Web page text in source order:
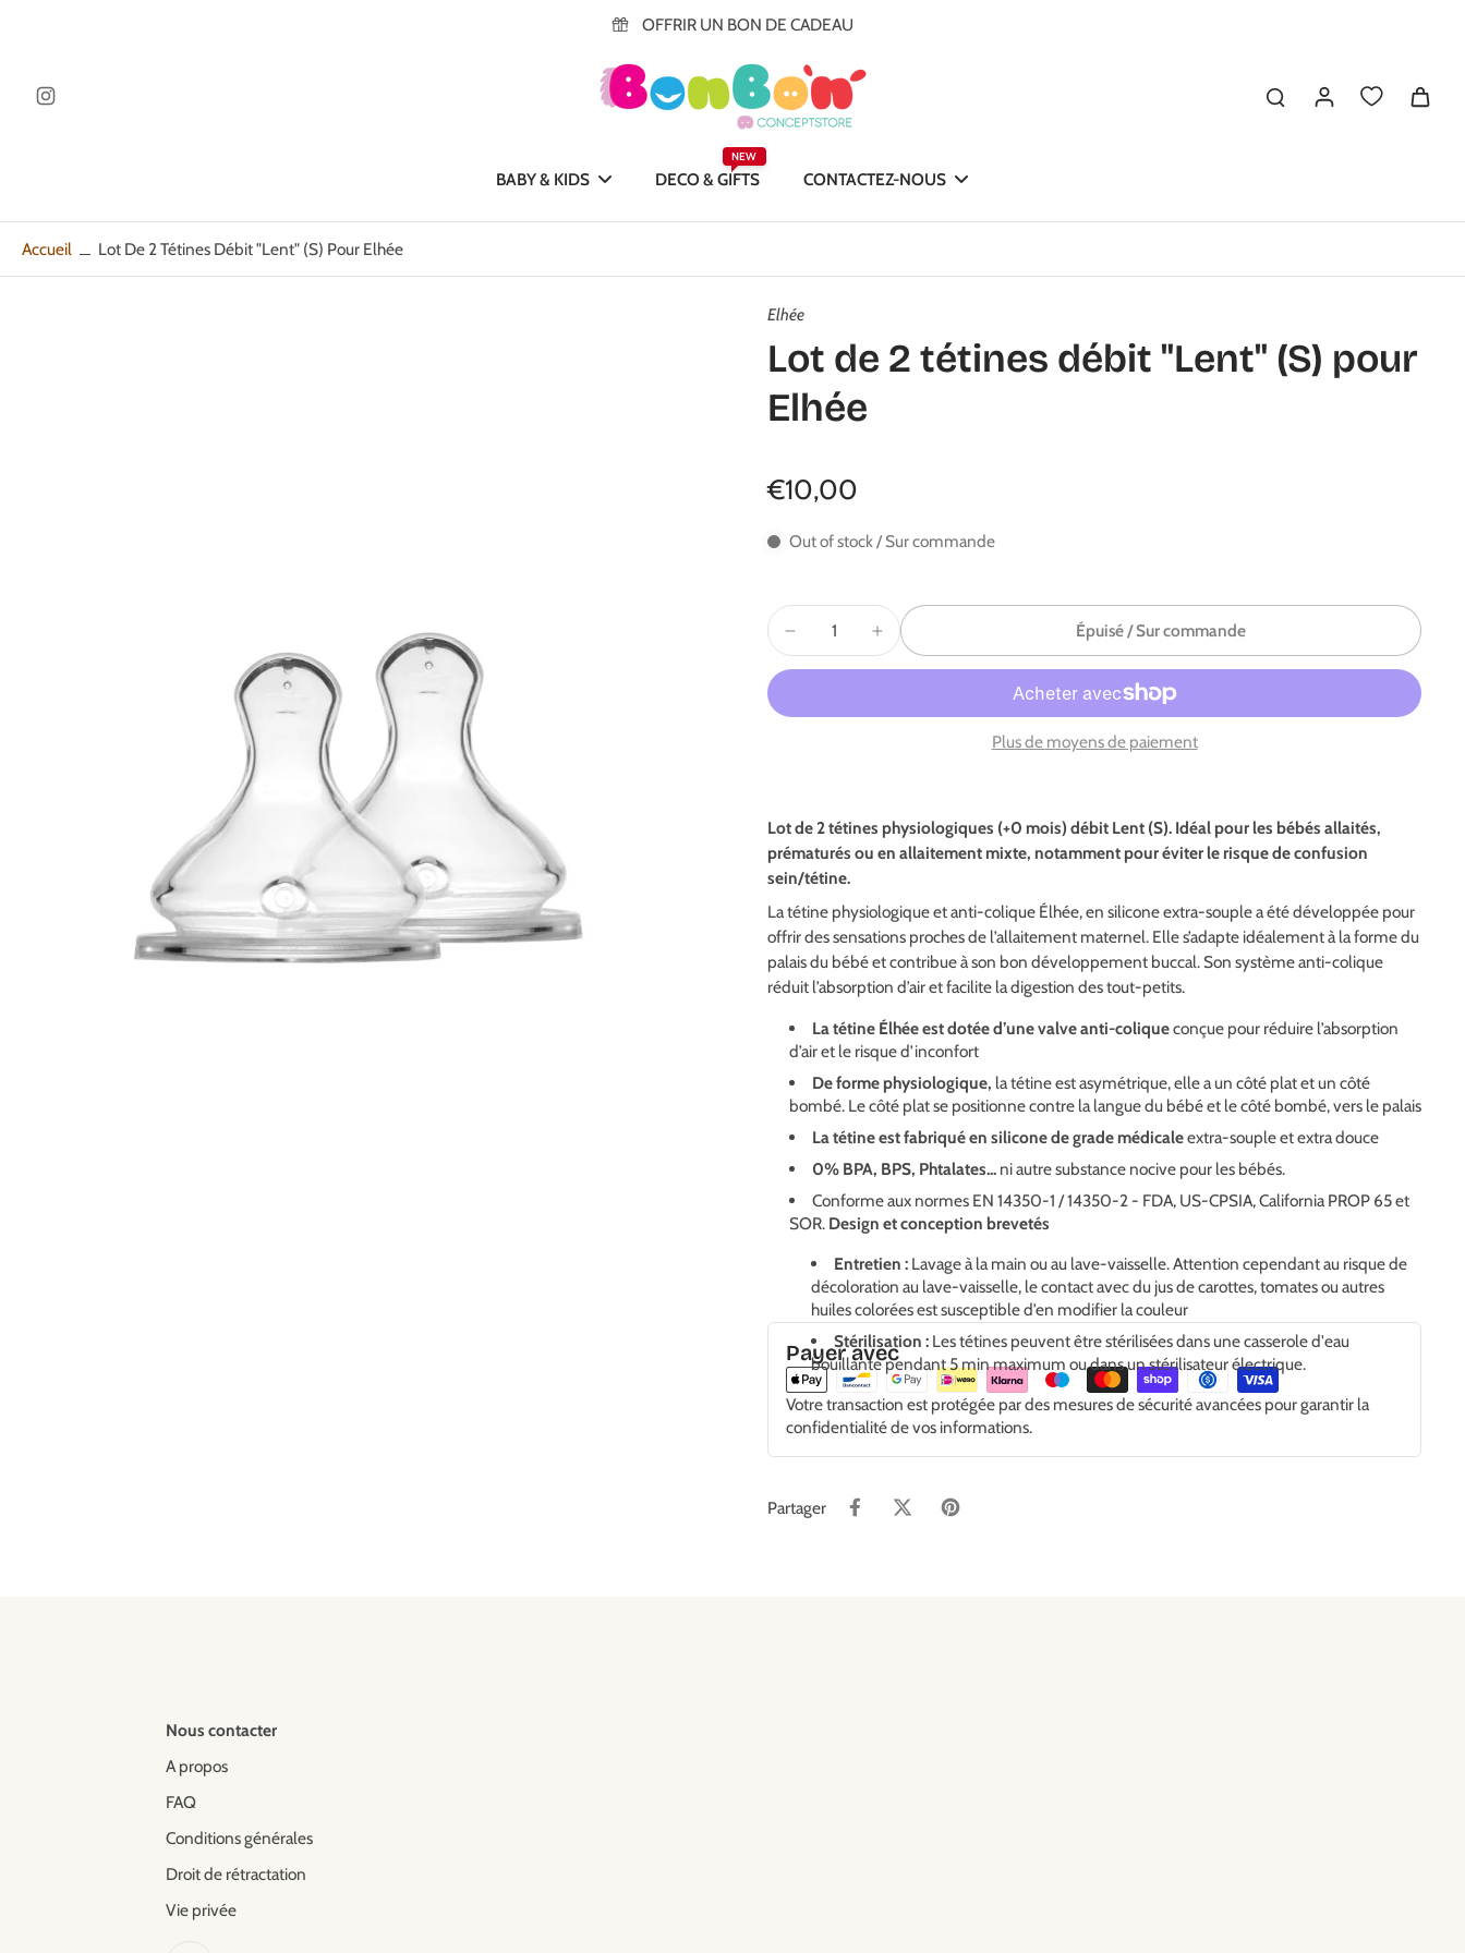
OFFRIR UN BON DE CADEAU
BABY & KIDS DECO & GIFTS
NEW
CONTACTEZ-NOUS
Accueil Lot De 2 Tétines Débit "Lent" (S) Pour Elhée
Elhée
Lot de 2 tétines débit "Lent" (S) pour
Elhée
€10,00
Out of stock / Sur commande
Épuisé / Sur commande
Plus de moyens de paiement
Lot de 2 tétines physiologiques (+0 mois) débit Lent (S). Idéal pour les bébés allaités,
prématurés ou en allaitement mixte, notamment pour éviter le risque de confusion
sein/tétine.
La tétine physiologique et anti-colique Élhée, en silicone extra-souple a été développée pour
offrir des sensations proches de l’allaitement maternel. Elle s’adapte idéalement à la forme du
palais du bébé et contribue à son bon développement buccal. Son système anti-colique
réduit l’absorption d’air et facilite la digestion des tout-petits.
La tétine Élhée est dotée d’une valve anti-coliqueconçue pour réduire l’absorption
d’air et le risque d’inconfort
De forme physiologique, la tétine est asymétrique, elle a un côté plat et un côté
bombé. Le côté plat se positionne contre la langue du bébé et le côté bombé, vers le palais
La tétine est fabriqué en silicone de grade médicaleextra-souple et extra douce
0% BPA, BPS, Phtalates... ni autre substance nocive pour les bébés.
Conforme aux normes EN 14350-1 / 14350-2 - FDA, US-CPSIA, California PROP 65 et
SOR. Design et conception brevetés
Entretien : Lavage à la main ou au lave-vaisselle. Attention cependant au risque de
décoloration au lave-vaisselle, le contact avec du jus de carottes, tomates ou autres
huiles colorées est susceptible d’en modifier la couleur
Stérilisation : Les tétines peuvent être stérilisées dans une casserole d'eau
bouillante pendant 5 min maximum ou dans un stérilisateur électrique.
Payer avec
Votre transaction est protégée par des mesures de sécurité avancées pour garantir la
confidentialité de vos informations.
Partager
Nous contacter
A propos
FAQ
Conditions générales
Droit de rétractation
Vie privée